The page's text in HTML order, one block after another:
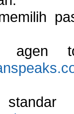
agen